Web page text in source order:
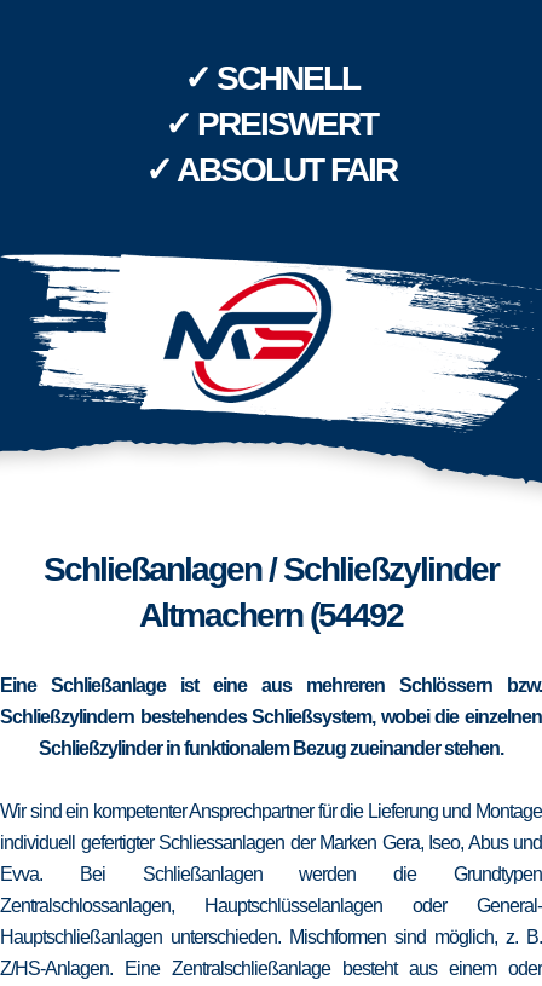
✓ SCHNELL
✓ PREISWERT
✓ ABSOLUT FAIR
Schließanlagen / Schließzylinder
Altmachern (54492
Eine Schließanlage ist eine aus mehreren Schlössern bzw.
Schließzylindern bestehendes Schließsystem, wobei die einzelnen
Schließzylinder in funktionalem Bezug zueinander stehen.
Wir sind ein kompetenter Ansprechpartner für die Lieferung und Montage
individuell gefertigter Schliessanlagen der Marken Gera, Iseo, Abus und
Evva. Bei Schließanlagen werden die Grundtypen
Zentralschlossanlagen, Hauptschlüsselanlagen oder General-
Hauptschließanlagen unterschieden. Mischformen sind möglich, z. B.
Z/HS-Anlagen. Eine Zentralschließanlage besteht aus einem oder